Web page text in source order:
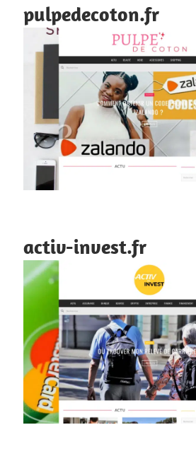
pulpedecoton.fr
activ-invest.fr